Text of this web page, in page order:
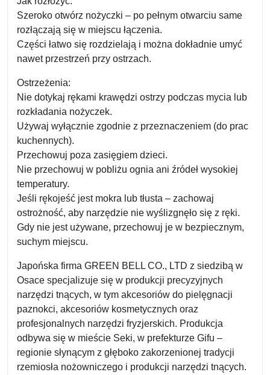
Szeroko otwórz nożyczki – po pełnym otwarciu same
rozłączają się w miejscu łączenia.
Części łatwo się rozdzielają i można dokładnie umyć
nawet przestrzeń przy ostrzach.
Ostrzeżenia:
Nie dotykaj rękami krawędzi ostrzy podczas mycia lub
rozkładania nożyczek.
Używaj wyłącznie zgodnie z przeznaczeniem (do prac
kuchennych).
Przechowuj poza zasięgiem dzieci.
Nie przechowuj w pobliżu ognia ani źródeł wysokiej
temperatury.
Jeśli rękojeść jest mokra lub tłusta – zachowaj
ostrożność, aby narzędzie nie wyślizgnęło się z ręki.
Gdy nie jest używane, przechowuj je w bezpiecznym,
suchym miejscu.
Japońska firma GREEN BELL CO., LTD z siedzibą w
Osace specjalizuje się w produkcji precyzyjnych
narzędzi tnących, w tym akcesoriów do pielęgnacji
paznokci, akcesoriów kosmetycznych oraz
profesjonalnych narzędzi fryzjerskich. Produkcja
odbywa się w mieście Seki, w prefekturze Gifu –
regionie słynącym z głęboko zakorzenionej tradycji
rzemiosła nożowniczego i produkcji narzędzi tnących.